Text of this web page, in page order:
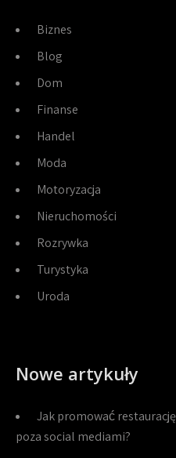
Biznes
Blog
Dom
Finanse
Handel
Moda
Motoryzacja
Nieruchomości
Rozrywka
Turystyka
Uroda
Nowe artykuły
Jak promować
poza social mediami?